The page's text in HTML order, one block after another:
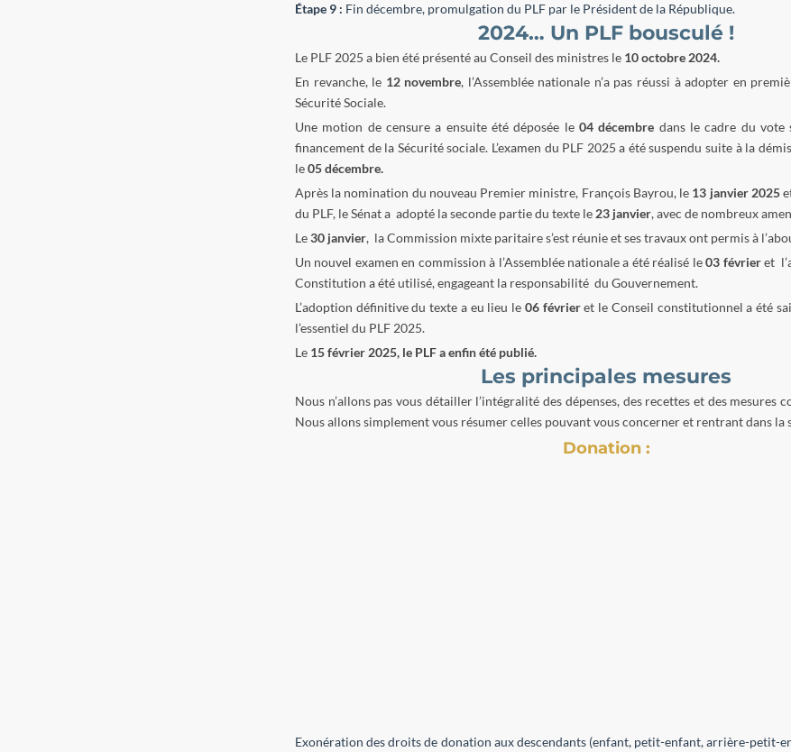
Étape 9 : Fin décembre, promulgation du PLF par le Président de la République.
2024… Un PLF bousculé !
Le PLF 2025 a bien été présenté au Conseil des ministres le 10 octobre 2024.
En revanche, le 12 novembre, l’Assemblée nationale n’a pas réussi à adopter en
Sécurité Sociale.
Une motion de censure a ensuite été déposée le 04 décembre dans le cadre du
financement de la Sécurité sociale. L’examen du PLF 2025 a été suspendu suite à la
le05 décembre.
Après la nomination du nouveau Premier ministre, François Bayrou, le 13 janvier 2025
du PLF, le Sénat a adopté la seconde partie du texte le 23 janvier, avec de nombreux
Le30 janvier, la Commission mixte paritaire s’est réunie et ses travaux ont permis à
Un nouvel examen en commission à l’Assemblée nationale a été réalisé le03 févrieret
Constitution a été utilisé, engageant la responsabilité du Gouvernement.
L’adoption définitive du texte a eu lieu le 06 févrieret le Conseil constitutionnel a été
l’essentiel du PLF 2025.
Le 15 février 2025, le PLF a enfin été publié.
Les principales mesures
Nous n’allons pas vous détailler l’intégralité des dépenses, des recettes et des mesures
Nous allons simplement vous résumer celles pouvant vous concerner et rentrant dans la
Donation :
Exonération des droits de donation aux descendants (enfant, petit-enfant, arrière-petit-